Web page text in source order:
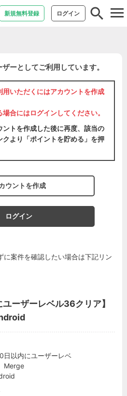
新規無料登録 ログイン
ーとしてご利用しています。
用いただくにはアカウントを作成
場合にはログインしてください。
ントを作成した後に再度、該当の
より「ポイントを貯める」を押
ウントを作成
ログイン
に案件を確認したい場合は下記リン
ーザーレベル36クリア】